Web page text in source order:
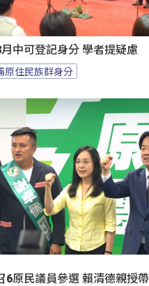
中可登記身分 學者提疑慮
原住民族群身分
6原民議員參選 賴清德親授帶